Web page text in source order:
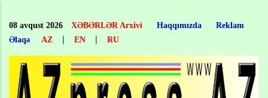
main
content
08 avqust 2026 XƏBƏRLƏR Arxivi Haqqımızda
Reklam
Əlaqə
AZ | EN | RU